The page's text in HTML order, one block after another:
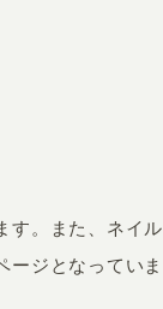
す。また、ネイル
ージとなっていま